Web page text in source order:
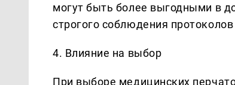
могут быть более выгодными в
строгого соблюдения
4. Влияние на выбор
При выборе медицинских